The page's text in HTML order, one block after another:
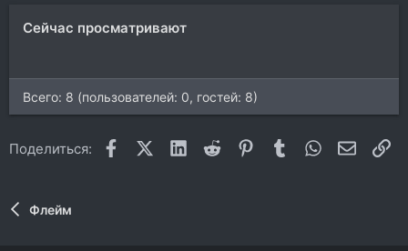
Сейчас просматривают
Всего: 8 (пользователей: 0, гостей: 8)
Поделиться: FacebookX (Twitter)
LinkedIn
Reddit Pinterest
Tumblr WhatsApp
Флейм